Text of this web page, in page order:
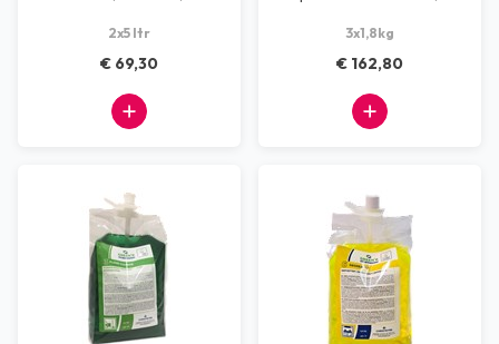
2x5 ltr
€ 69,30
3x1,8kg
€ 162,80